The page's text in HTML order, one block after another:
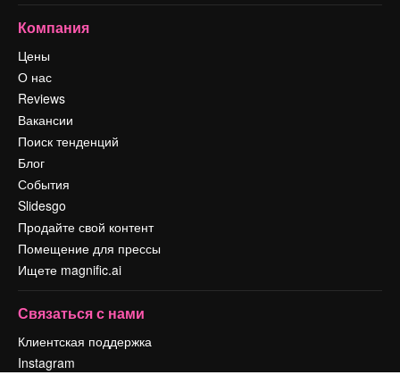
Компания
Цены
О нас
Reviews
Вакансии
Поиск тенденций
Блог
События
Slidesgo
Продайте свой контент
Помещение для прессы
Ищете magnific.ai
Связаться с нами
Клиентская поддержка
Instagram